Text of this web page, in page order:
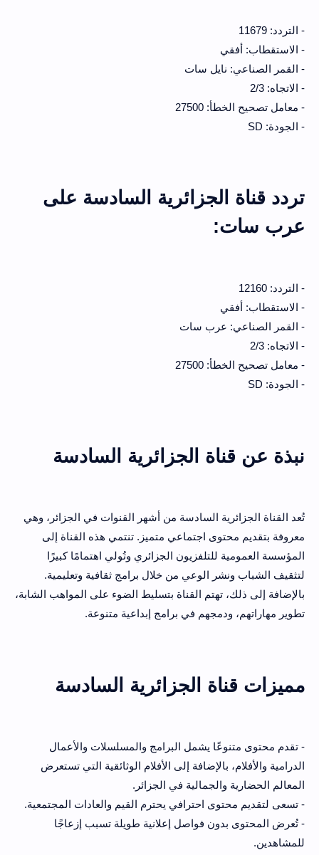
- التردد: 11679
- الاستقطاب: أفقي
- القمر الصناعي: نايل سات
- الاتجاه: 2/3
- معامل تصحيح الخطأ: 27500
- الجودة: SD
تردد قناة الجزائرية السادسة على
عرب سات:
- التردد: 12160
- الاستقطاب: أفقي
- القمر الصناعي: عرب سات
- الاتجاه: 2/3
- معامل تصحيح الخطأ: 27500
- الجودة: SD
نبذة عن قناة الجزائرية السادسة
تُعد القناة الجزائرية السادسة من أشهر القنوات في الجزائر، وهي
معروفة بتقديم محتوى اجتماعي متميز. تنتمي هذه القناة إلى
المؤسسة العمومية للتلفزيون الجزائري وتُولي اهتمامًا كبيرًا
لتثقيف الشباب ونشر الوعي من خلال برامج ثقافية وتعليمية.
بالإضافة إلى ذلك، تهتم القناة بتسليط الضوء على المواهب الشابة،
تطوير مهاراتهم، ودمجهم في برامج إبداعية متنوعة.
مميزات قناة الجزائرية السادسة
- تقدم محتوى متنوعًا يشمل البرامج والمسلسلات والأعمال
الدرامية والأفلام، بالإضافة إلى الأفلام الوثائقية التي تستعرض
المعالم الحضارية والجمالية في الجزائر.
- تسعى لتقديم محتوى احترافي يحترم القيم والعادات المجتمعية.
- تُعرض المحتوى بدون فواصل إعلانية طويلة تسبب إزعاجًا
للمشاهدين.